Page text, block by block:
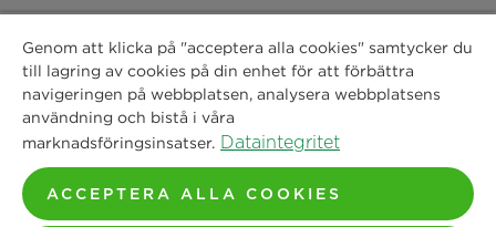
Nyheter
Platser
Dataintegritet
Avtryck
Rättsligt meddelande
Instagram
LinkedIn
YouTube
MANN+HUMMEL Vokes Air AB
Spinnaregatan 4,
51253 Svenljunga
Phone: +46 325 66 1600
E-Mail:info.se-sj@mann-hummel.com
Genom att klicka på "acceptera alla cookies" samtycker du
till lagring av cookies på din enhet för att förbättra
navigeringen på webbplatsen, analysera webbplatsens
användning och bistå i våra
marknadsföringsinsatser. Dataintegritet
ACCEPTERA ALLA COOKIES